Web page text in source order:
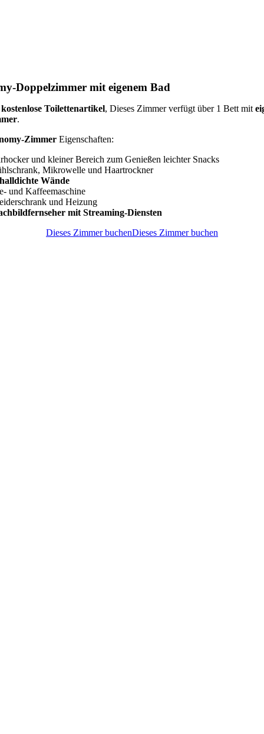
Doppelzimmer mit eigenem Bad
kostenlose Toilettenartikel, Dieses Zimmer verfügt über 1 Bett mit
.
Zimmer Eigenschaften:
und kleiner Bereich zum Genießen leichter Snacks
Mikrowelle und Haartrockner
Wände
und Kaffeemaschine
und Heizung
mit Streaming-Diensten
Dieses Zimmer buchenDieses Zimmer buchen